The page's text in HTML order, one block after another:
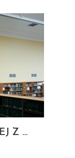
Z …